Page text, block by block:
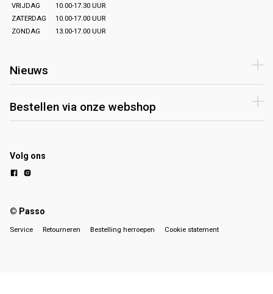
VRIJDAG
10.00-17.30 UUR
ZATERDAG
10.00-17.00 UUR
ZONDAG
13.00-17.00 UUR
Nieuws
Bestellen via onze webshop
Volg ons
© Passo
Service Retourneren Bestelling herroepen Cookie statement